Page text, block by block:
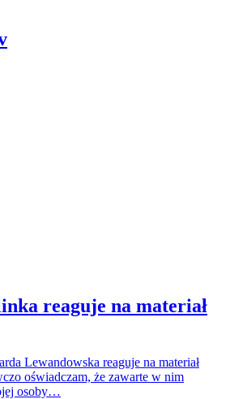
reaguje na materiał
Lewandowska reaguje na materiał
oświadczam, że zawarte w nim
osoby…